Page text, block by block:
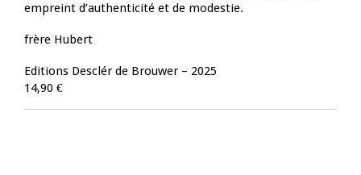
empreint d’authenticité et de modestie.
frère Hubert
Editions Desclér de Brouwer – 2025
14,90 €